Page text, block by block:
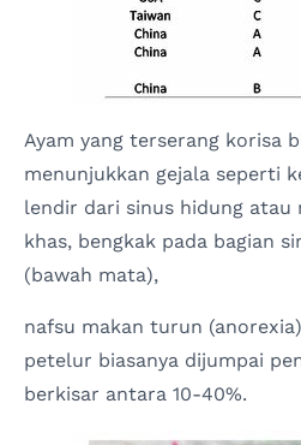
Ayam yang terserang korisa
menunjukkan gejala seperti
lendir dari sinus hidung atau
khas, bengkak pada bagian
(bawah mata),
nafsu makan turun
petelur biasanya dijumpai
berkisar antara 10-40%.